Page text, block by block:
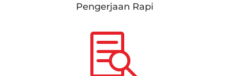
Pengerjaan Rapi
